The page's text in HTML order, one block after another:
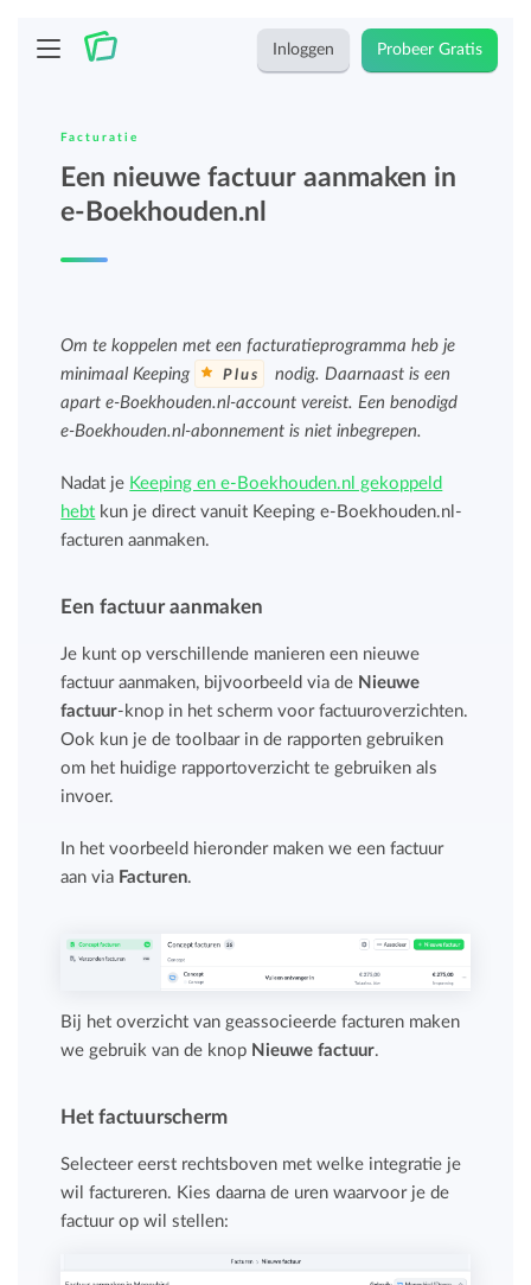
Inloggen Probeer Gratis
Facturatie
Een nieuwe factuur aanmaken in
e-Boekhouden.nl
Om te koppelen met een facturatieprogramma heb je
minimaal Keeping
Plus
nodig. Daarnaast is een
apart e-Boekhouden.nl-account vereist. Een benodigd
e-Boekhouden.nl-abonnement is niet inbegrepen.
Nadat je Keeping en e-Boekhouden.nl gekoppeld
hebt kun je direct vanuit Keeping e-Boekhouden.nl-
facturen aanmaken.
Een factuur aanmaken
Je kunt op verschillende manieren een nieuwe
factuur aanmaken, bijvoorbeeld via de Nieuwe
factuur-knop in het scherm voor factuuroverzichten.
Ook kun je de toolbaar in de rapporten gebruiken
om het huidige rapportoverzicht te gebruiken als
invoer.
In het voorbeeld hieronder maken we een factuur
aan via Facturen.
Bij het overzicht van geassocieerde facturen maken
we gebruik van de knop Nieuwe factuur.
Het factuurscherm
Selecteer eerst rechtsboven met welke integratie je
wil factureren. Kies daarna de uren waarvoor je de
factuur op wil stellen: